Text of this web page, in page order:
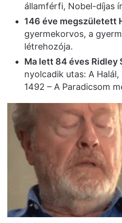
államférfi, Nobel-díjas
146 éve megszületett
gyermekorvos, a
létrehozója.
Ma lett 84 éves Ridley
nyolcadik utas: A
1492 – A Paradicsom